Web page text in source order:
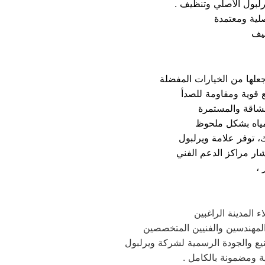
الأصلي وتنظيف
ومعتمدة
جعلها من الخيارات المفضلة
توفر علامة ويرلبول
مراكز الدعم الفني
المدينة الراغبين
والفنيين المتخصصين
والجودة الرسمية لشركة ويرلبول
ومضمونة بالكامل